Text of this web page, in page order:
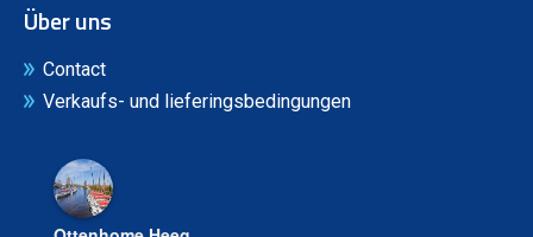
Über uns
Contact
Verkaufs- und lieferingsbedingungen